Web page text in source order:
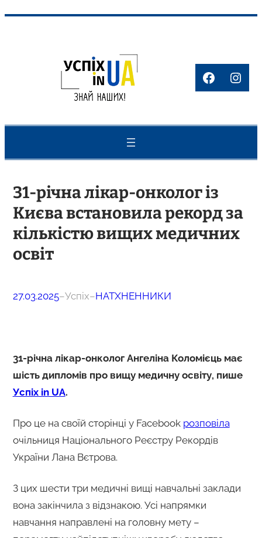
31-річна лікар-онколог із
Києва встановила рекорд за
кількістю вищих медичних
освіт
27.03.2025–Успіх–НАТХНЕННИКИ
31-річна лікар-онколог Ангеліна Коломієць має
шість дипломів про вищу медичну освіту, пише
Успіх in UA.
Про це на своїй сторінці у Facebook розповіла
очільниця Національного Реєстру Рекордів
України Лана Вєтрова.
З цих шести три медичні вищі навчальні заклади
вона закінчила з відзнакою. Усі напрямки
навчання направлені на головну мету –